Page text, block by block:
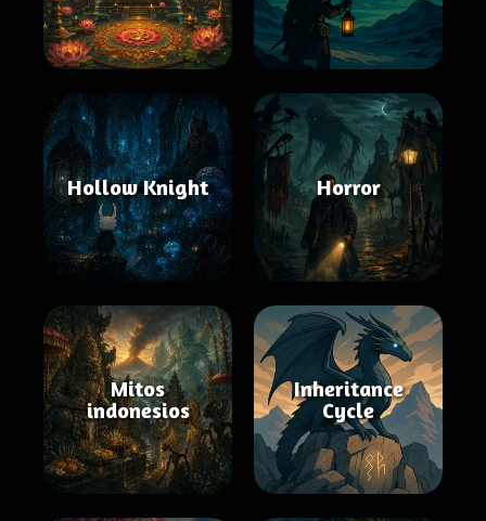
Hollow Knight Horror
Mitos
indonesios
Inheritance
Cycle